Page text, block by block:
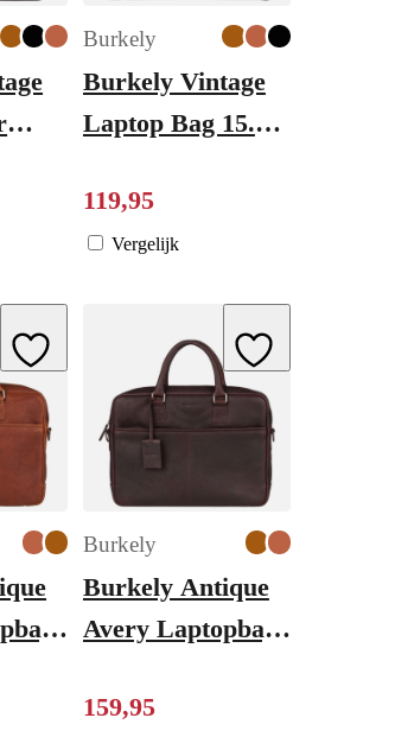
Burkely
Burkely Vintage
Laptop Bag 15.6"
119,95
Vergelijk
Add to Wishlist Add to Wishlist
Burkely
Burkely Antique
Avery Laptopbag
159,95